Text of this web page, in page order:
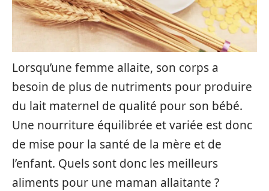
Lorsqu’une femme allaite, son corps a
besoin de plus de nutriments pour produire
du lait maternel de qualité pour son bébé.
Une nourriture équilibrée et variée est donc
de mise pour la santé de la mère et de
l’enfant. Quels sont donc les meilleurs
aliments pour une maman allaitante ?